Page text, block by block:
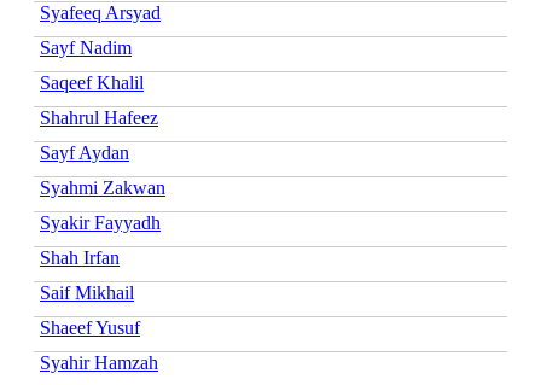
Syafeeq Arsyad
Sayf Nadim
Saqeef Khalil
Shahrul Hafeez
Sayf Aydan
Syahmi Zakwan
Syakir Fayyadh
Shah Irfan
Saif Mikhail
Shaeef Yusuf
Syahir Hamzah